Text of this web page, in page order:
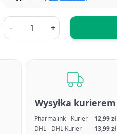
-
Ilość
+
Wysyłka kurierem
Pharmalink - Kurier
12,99 zł
DHL - DHL Kurier
13,99 zł